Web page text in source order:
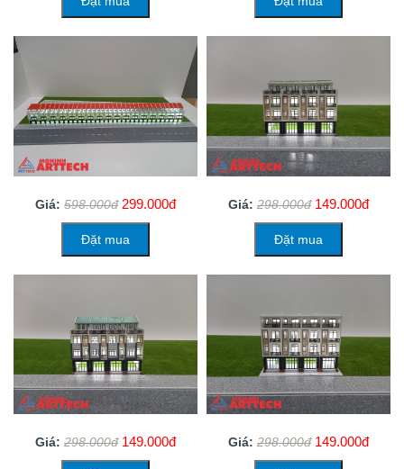
Giá: 598.000đ 299.000đ
Đặt mua
Giá: 298.000đ 149.000đ
Đặt mua
Giá: 298.000đ 149.000đ Giá: 298.000đ 149.000đ